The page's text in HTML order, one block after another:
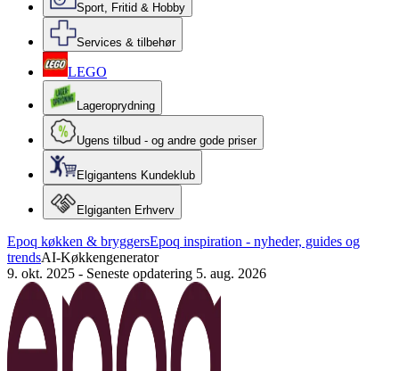
Sport, Fritid & Hobby
Services & tilbehør
LEGO
Lageroprydning
Ugens tilbud - og andre gode priser
Elgigantens Kundeklub
Elgiganten Erhverv
Epoq køkken & bryggersEpoq inspiration - nyheder, guides og
trendsAI-Køkkengenerator
9. okt. 2025 - Seneste opdatering 5. aug. 2026